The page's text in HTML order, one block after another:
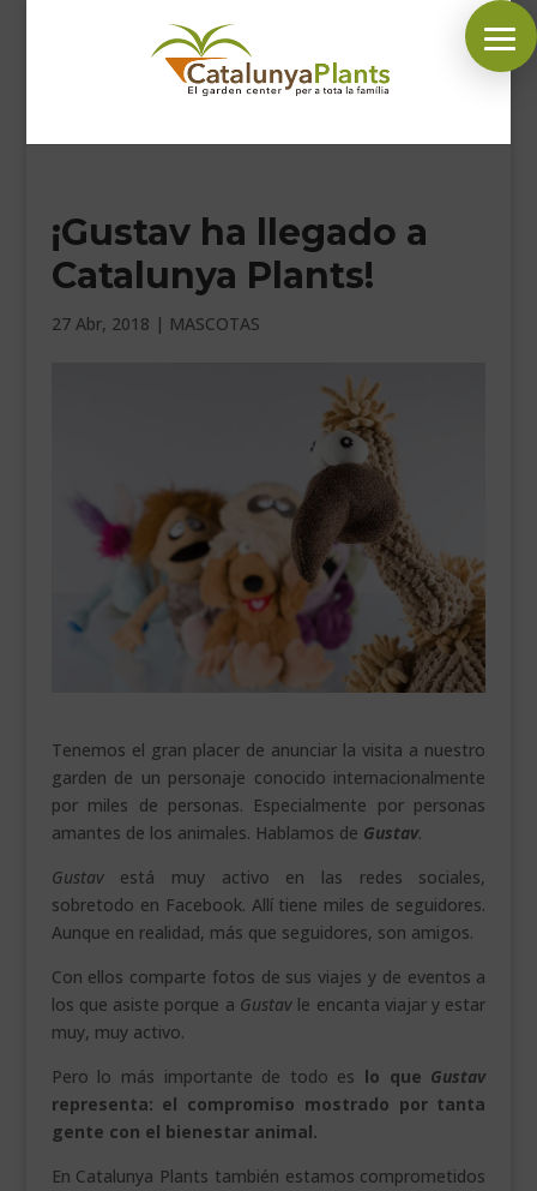
SÍGUENOS EN:
INICIO
PLANTAS
___________________________
VEURE EN CATALÀ
¡Gustav ha llegado a
Catalunya Plants!
27 Abr, 2018 | MASCOTAS
Tenemos el gran placer de anunciar la visita a nuestro
garden de un personaje conocido internacionalmente
por miles de personas. Especialmente por personas
amantes de los animales. Hablamos de Gustav.
Gustavestá muy activo en las redes sociales,
sobretodo en Facebook. Allí tiene miles de seguidores.
Aunque en realidad, más que seguidores, son amigos.
Con ellos comparte fotos de sus viajes y de eventos a
los que asiste porque a Gustav le encanta viajar y estar
muy, muy activo.
Pero lo más importante de todo es lo que Gustav
representa: el compromiso mostrado por tanta
gente con el bienestar animal.
En Catalunya Plants también estamos comprometidos